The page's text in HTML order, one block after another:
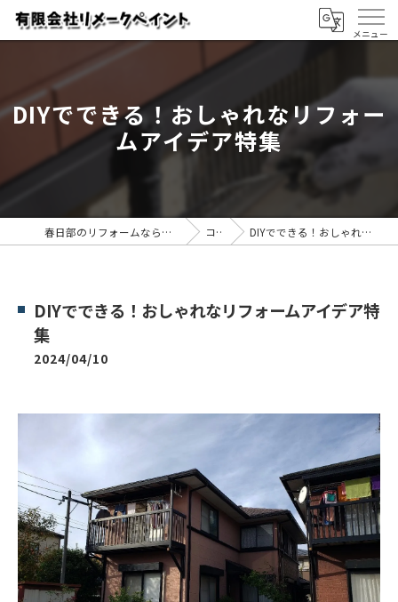
DIYでできる！おしゃれなリフォー
ムアイデア特集
春日部のリフォームなら有限会社リメークペイント コラム DIYでできる！おしゃれなリフォームアイデア特集
DIYでできる！おしゃれなリフォームアイデア特
集
2024/04/10